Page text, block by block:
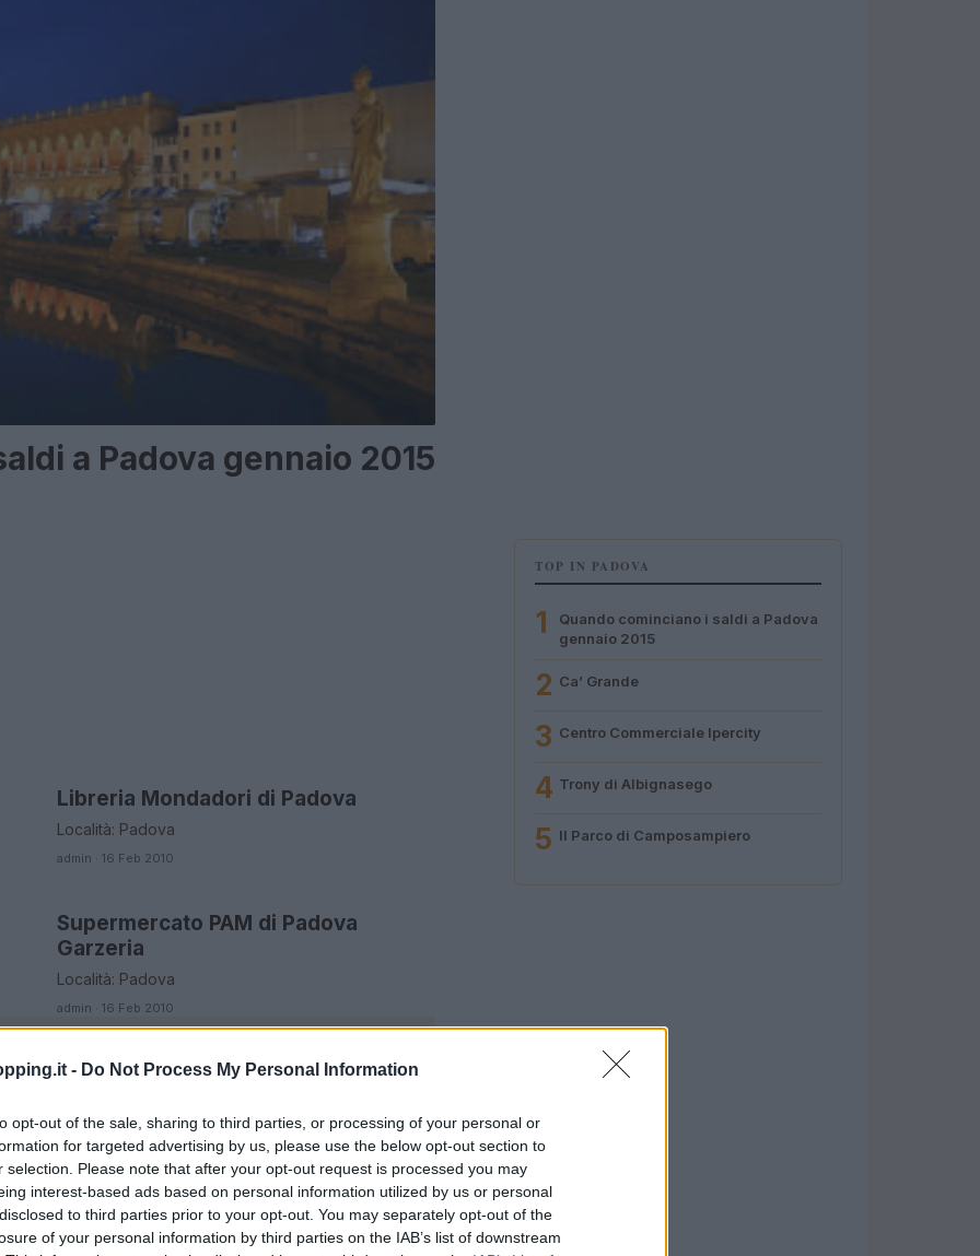
- Do Not Process My Personal Information
opt-out of the sale, sharing to third parties, or processing of your personal or
for targeted advertising by us, please use the below opt-out section to
selection. Please note that after your opt-out request is processed you may
interest-based ads based on personal information utilized by us or personal
to third parties prior to your opt-out. You may separately opt-out of the
of your personal information by third parties on the IAB’s list of downstream
a Padova gennaio 2015
ORARI DI APERTURA NEGOZI
Libreria Mondadori di Padova
Località: Padova
admin · 16 Feb 2010
ORARI DI APERTURA NEGOZI
Supermercato PAM di Padova
Garzeria
Località: Padova
admin · 16 Feb 2010
TOP IN PADOVA
1
Quando cominciano i saldi a Padova
gennaio 2015
2 Ca’ Grande
3 Centro Commerciale Ipercity
4 Trony di Albignasego
5 Il Parco di Camposampiero